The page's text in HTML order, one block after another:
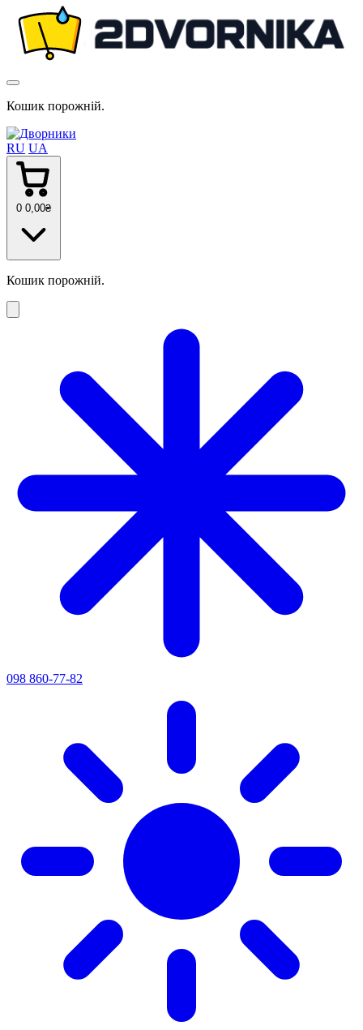
Кошик порожній.
RU UA
0 0 ,00₴
Кошик порожній.
098 860-77-82